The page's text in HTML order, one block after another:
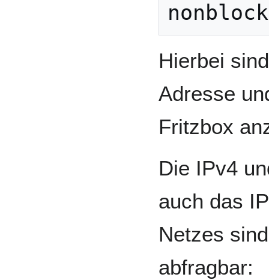
Hierbei
Adresse
Fritzbox
Die IPv4
auch das
Netzes
abfragbar: